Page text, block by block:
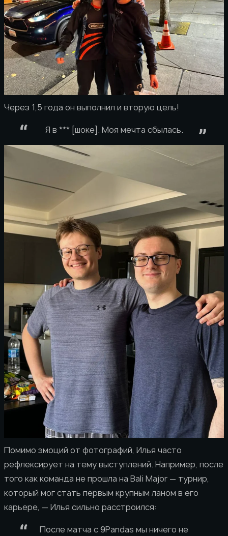
Через 1,5 года он выполнил и вторую цель!
Я в *** [шоке]. Моя мечта сбылась.
Помимо эмоций от фотографий, Илья часто
рефлексирует на тему выступлений. Например, после
того как команда не прошла на Bali Major — турнир,
который мог стать первым крупным ланом в его
карьере, — Илья сильно расстроился:
После матча с 9Pandas мы ничего не